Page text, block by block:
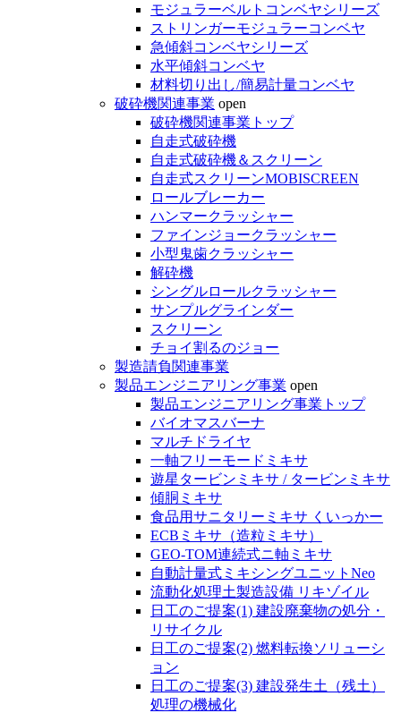
モジュラーベルトコンベヤシリーズ
ストリンガーモジュラーコンベヤ
急傾斜コンベヤシリーズ
水平傾斜コンベヤ
材料切り出し/簡易計量コンベヤ
破砕機関連事業 open
破砕機関連事業トップ
自走式破砕機
自走式破砕機＆スクリーン
自走式スクリーンMOBISCREEN
ロールブレーカー
ハンマークラッシャー
ファインジョークラッシャー
小型鬼歯クラッシャー
解砕機
シングルロールクラッシャー
サンプルグラインダー
スクリーン
チョイ割るのジョー
製造請負関連事業
製品エンジニアリング事業 open
製品エンジニアリング事業トップ
バイオマスバーナ
マルチドライヤ
一軸フリーモードミキサ
遊星タービンミキサ / タービンミキサ
傾胴ミキサ
食品用サニタリーミキサ くいっかー
ECBミキサ（造粒ミキサ）
GEO-TOM連続式ニ軸ミキサ
自動計量式ミキシングユニットNeo
流動化処理土製造設備 リキゾイル
日工のご提案(1) 建設廃棄物の処分・
リサイクル
日工のご提案(2) 燃料転換ソリューシ
ョン
日工のご提案(3) 建設発生土（残土）
処理の機械化